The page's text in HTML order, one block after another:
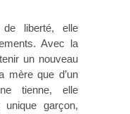
liberté, elle
Avec la
un nouveau
mère que d’un
tienne, elle
garçon,